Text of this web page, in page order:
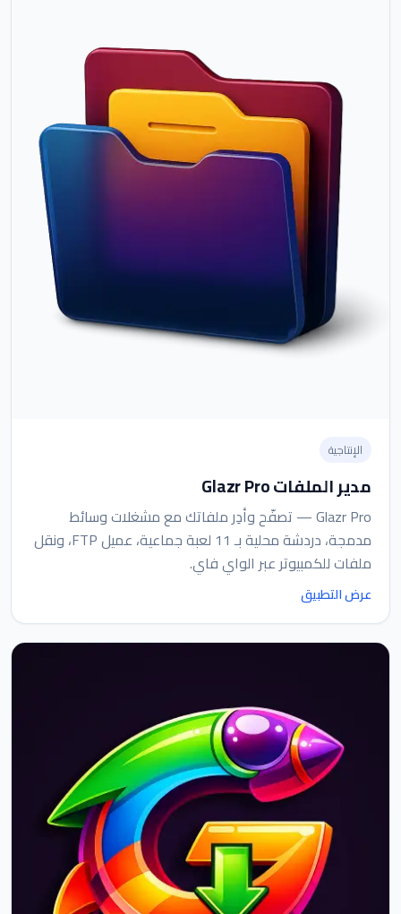
الإنتاجية
مدير الملفات Glazr Pro
Glazr Pro — تصفّح وأدِر ملفاتك مع مشغلات وسائط
مدمجة، دردشة محلية بـ 11 لعبة جماعية، عميل FTP، ونقل
ملفات للكمبيوتر عبر الواي فاي.
عرض التطبيق